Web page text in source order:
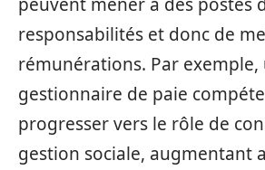
responsabilités et donc de
rémunérations. Par exemple,
gestionnaire de paie
progresser vers le rôle de
gestion sociale, augmentant